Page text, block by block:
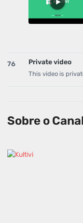
76 Private video
This video is
Sobre o Canal